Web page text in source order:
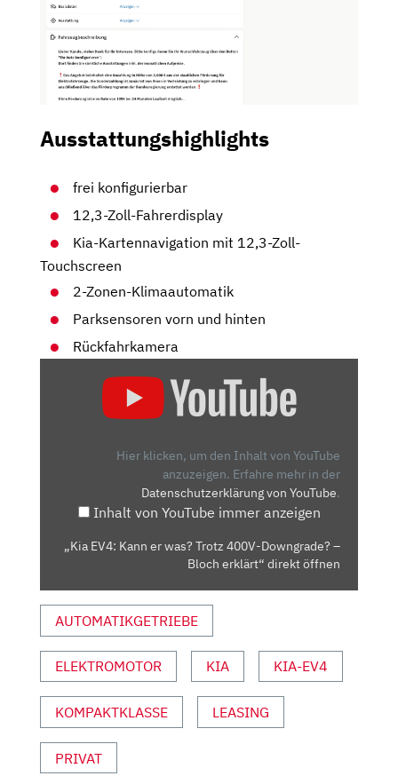
Ausstattungshighlights
frei konfigurierbar
12,3-Zoll-Fahrerdisplay
Kia-Kartennavigation mit 12,3-Zoll-
Touchscreen
2-Zonen-Klimaautomatik
Parksensoren vorn und hinten
Rückfahrkamera
DOWNGRADE?
VON
YOUTUBE
Hier klicken, um den Inhalt von YouTube
anzuzeigen. Erfahre mehr in der
Datenschutzerklärung von YouTube.
Inhalt von YouTube immer anzeigen
„Kia EV4: Kann er was? Trotz 400V-Downgrade? –
Bloch erklärt“ direkt öffnen
AUTOMATIKGETRIEBE
ELEKTROMOTOR KIA KIA-EV4
KOMPAKTKLASSE LEASING
PRIVAT